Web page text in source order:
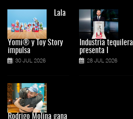
Lala
Yomi® y Toy Story
impulsa
30 JUL 2026
Rodrigo Molina gana
Industria tequilera
presenta l
28 JUL 2026